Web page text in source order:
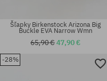
Dostupné veľkosti:
Šľapky Birkenstock Arizona Big
Buckle EVA Narrow Wmn
65,90 €47,90 €
-28%